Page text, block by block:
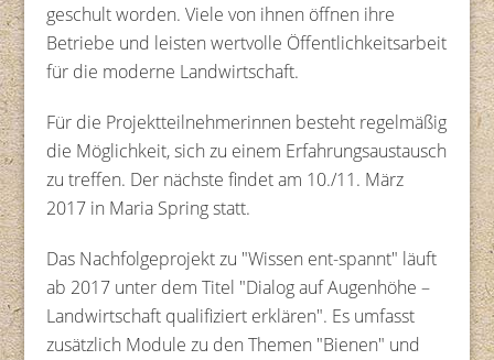
geschult worden. Viele von ihnen öffnen ihre
Betriebe und leisten wertvolle Öffentlichkeitsarbeit
für die moderne Landwirtschaft.
Für die Projektteilnehmerinnen besteht regelmäßig
die Möglichkeit, sich zu einem Erfahrungsaustausch
zu treffen. Der nächste findet am 10./11. März
2017 in Maria Spring statt.
Das Nachfolgeprojekt zu "Wissen ent-spannt" läuft
ab 2017 unter dem Titel "Dialog auf Augenhöhe –
Landwirtschaft qualifiziert erklären". Es umfasst
zusätzlich Module zu den Themen "Bienen" und